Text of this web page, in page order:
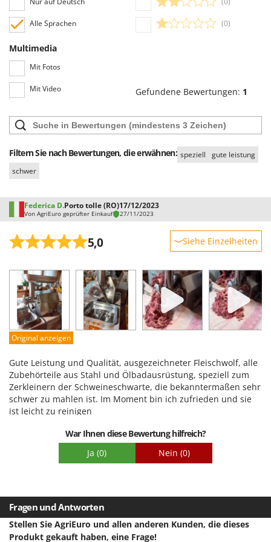
Alle Sprachen
Multimedia
Mit Fotos
Mit Video
(0)
Gefundene Bewertungen: 1
Filtern Sie nach Bewertungen, die erwähnen: speziell
gute leistung
schwer
Federica D.Porto tolle (RO)17/12/2023
Von AgriEuro geprüfter Einkauf 27/11/2023
5,0 Siehe Einzelheiten
Leistung
Benutzerfreundlichkeit
Qualität / Preis
Schwierigkeitsgrad Zusammenbau
Original anzeigen
Gute Leistung und Qualität, ausgezeichneter Fleischwolf, alle
Zubehörteile aus Stahl und Ölbadausrüstung, speziell zum
Zerkleinern der Schweineschwarte, die bekanntermaßen sehr
schwer zu mahlen ist. Im Moment bin ich zufrieden und sie
ist leicht zu reinigen
War Ihnen diese Bewertung hilfreich?
Ja (0) Nein (0)
Fragen und Antworten
Stellen Sie AgriEuro und allen anderen Kunden, die dieses
Produkt gekauft haben, eine Frage!